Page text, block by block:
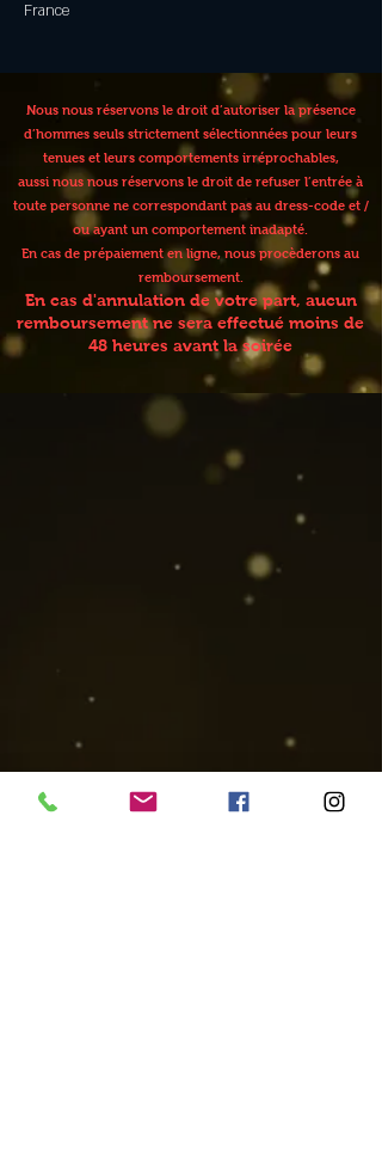
France
Nous nous réservons le droit d’autoriser la présence
d’hommes seuls strictement sélectionnées pour leurs
tenues et leurs comportements irréprochables,
aussi nous nous réservons le droit de refuser l’entrée à
toute personne ne correspondant pas au dress-code et /
ou ayant un comportement inadapté.
En cas de prépaiement en ligne, nous procèderons au
remboursement.
En cas d'annulation de votre part, aucun
remboursement ne sera effectué moins de
48 heures avant la soirée